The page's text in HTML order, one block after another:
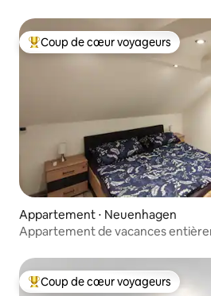
Coups de cœur voyageurs les plus
Coup de cœur voyageurs
Appartement ⋅ Neuenhagen
Appartement de vacances
Coups de cœur voyageurs les plus
Coup de cœur voyageurs